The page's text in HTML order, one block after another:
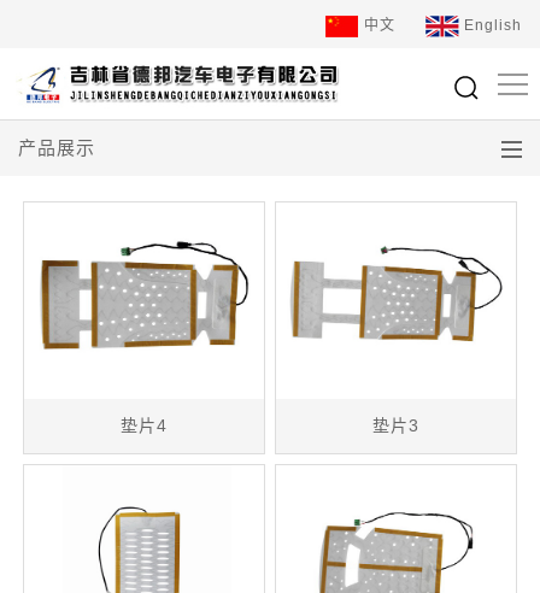
English
中文
产品展示
垫片4 垫片3